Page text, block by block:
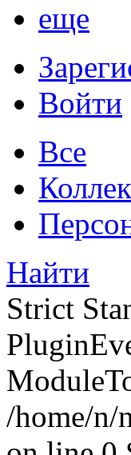
еще
Войти
Все
Найти
Strict
/home/n/